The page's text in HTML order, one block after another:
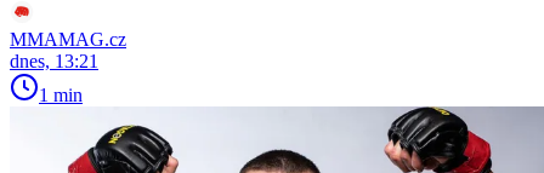
MMAMAG.cz
dnes, 13:21
1 min